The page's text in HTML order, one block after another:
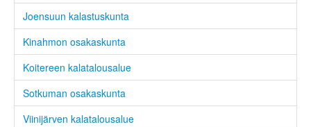
Joensuun kalastuskunta
Kinahmon osakaskunta
Koitereen kalatalousalue
Sotkuman osakaskunta
Viinijärven kalatalousalue